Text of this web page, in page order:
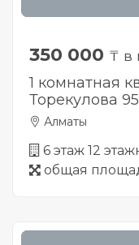
350 000 ₸ в
1 комнатная
Торекулова 95
Алматы
6 этаж 12
общая